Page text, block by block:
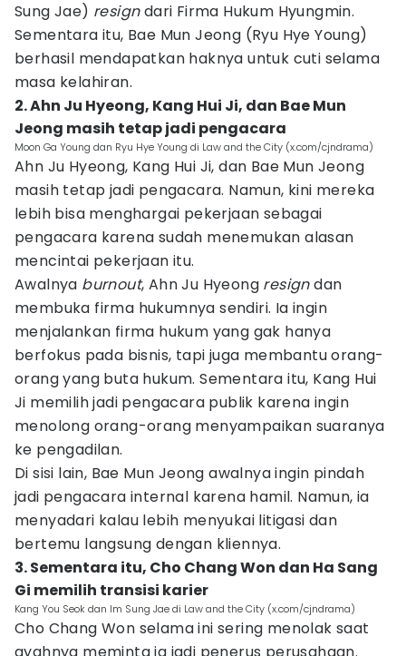
Sung Jae) resigndari Firma Hukum Hyungmin.
Sementara itu, Bae Mun Jeong (Ryu Hye Young)
berhasil mendapatkan haknya untuk cuti selama
masa kelahiran.
2. Ahn Ju Hyeong, Kang Hui Ji, dan Bae Mun
Jeong masih tetap jadi pengacara
Moon Ga Young dan Ryu Hye Young di Law and the City (x.com/cjndrama)
Ahn Ju Hyeong, Kang Hui Ji, dan Bae Mun Jeong
masih tetap jadi pengacara. Namun, kini mereka
lebih bisa menghargai pekerjaan sebagai
pengacara karena sudah menemukan alasan
mencintai pekerjaan itu.
Awalnya burnout, Ahn Ju Hyeong resigndan
membuka firma hukumnya sendiri. Ia ingin
menjalankan firma hukum yang gak hanya
berfokus pada bisnis, tapi juga membantu orang-
orang yang buta hukum. Sementara itu, Kang Hui
Ji memilih jadi pengacara publik karena ingin
menolong orang-orang menyampaikan suaranya
ke pengadilan.
Di sisi lain, Bae Mun Jeong awalnya ingin pindah
jadi pengacara internal karena hamil. Namun, ia
menyadari kalau lebih menyukai litigasi dan
bertemu langsung dengan kliennya.
3. Sementara itu, Cho Chang Won dan Ha Sang
Gi memilih transisi karier
Kang You Seok dan Im Sung Jae di Law and the City (x.com/cjndrama)
Cho Chang Won selama ini sering menolak saat